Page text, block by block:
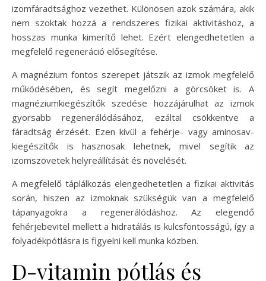
izomfáradtsághoz vezethet. Különösen azok számára, akik
nem szoktak hozzá a rendszeres fizikai aktivitáshoz, a
hosszas munka kimerítő lehet. Ezért elengedhetetlen a
megfelelő regeneráció elősegítése.
A magnézium fontos szerepet játszik az izmok megfelelő
működésében, és segít megelőzni a görcsöket is. A
magnéziumkiegészítők szedése hozzájárulhat az izmok
gyorsabb regenerálódásához, ezáltal csökkentve a
fáradtság érzését. Ezen kívül a fehérje- vagy aminosav-
kiegészítők is hasznosak lehetnek, mivel segítik az
izomszövetek helyreállítását és növelését.
A megfelelő táplálkozás elengedhetetlen a fizikai aktivitás
során, hiszen az izmoknak szükségük van a megfelelő
tápanyagokra a regenerálódáshoz. Az elegendő
fehérjebevitel mellett a hidratálás is kulcsfontosságú, így a
folyadékpótlásra is figyelni kell munka közben.
D-vitamin pótlás és